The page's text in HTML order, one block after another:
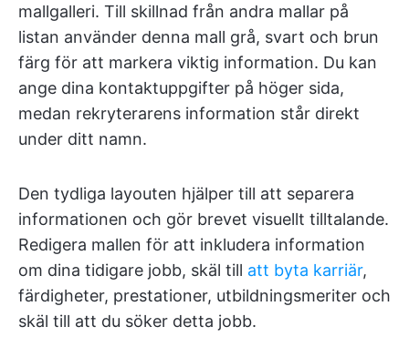
mallgalleri. Till skillnad från andra mallar på
listan använder denna mall grå, svart och brun
färg för att markera viktig information. Du kan
ange dina kontaktuppgifter på höger sida,
medan rekryterarens information står direkt
under ditt namn.
Den tydliga layouten hjälper till att separera
informationen och gör brevet visuellt tilltalande.
Redigera mallen för att inkludera information
om dina tidigare jobb, skäl till att byta karriär,
färdigheter, prestationer, utbildningsmeriter och
skäl till att du söker detta jobb.